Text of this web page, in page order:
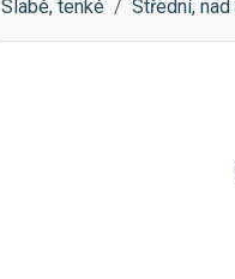
Slabé, tenké Střední,